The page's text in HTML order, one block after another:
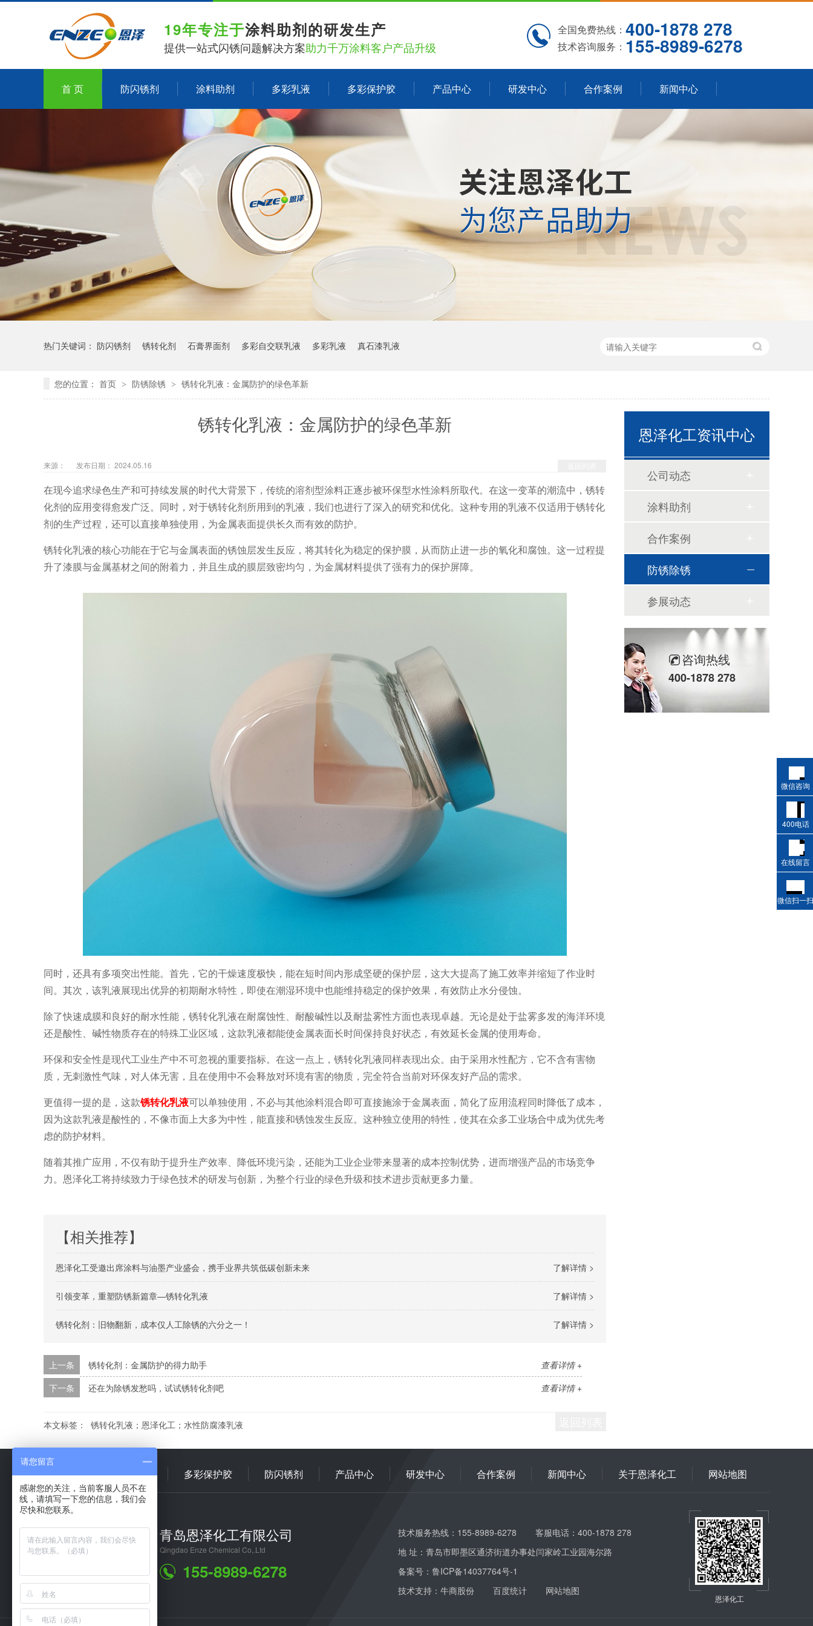
19年专注于涂料助剂的研发生产
提供一站式闪锈问题解决方案助力千万涂料客户产品升级
全国免费热线： 400-1878 278
技术咨询服务： 155-8989-6278
首 页 防闪锈剂 涂料助剂 多彩乳液 多彩保护胶 产品中心 研发中心 合作案例 新闻中心
热门关键词： 防闪锈剂 锈转化剂 石膏界面剂 多彩自交联乳液 多彩乳液 真石漆乳液
您的位置： 首页 > 防锈除锈 > 锈转化乳液：金属防护的绿色革新
锈转化乳液：金属防护的绿色革新
来源： 发布日期： 2024.05.16
在现今追求绿色生产和可持续发展的时代大背景下，传统的溶剂型涂料正逐步被环保型水性涂料所取代。在这一变革的潮流中，锈转
化剂的应用变得愈发广泛。同时，对于锈转化剂所用到的乳液，我们也进行了深入的研究和优化。这种专用的乳液不仅适用于锈转化
剂的生产过程，还可以直接单独使用，为金属表面提供长久而有效的防护。
锈转化乳液的核心功能在于它与金属表面的锈蚀层发生反应，将其转化为稳定的保护膜，从而防止进一步的氧化和腐蚀。这一过程提
升了漆膜与金属基材之间的附着力，并且生成的膜层致密均匀，为金属材料提供了强有力的保护屏障。
同时，还具有多项突出性能。首先，它的干燥速度极快，能在短时间内形成坚硬的保护层，这大大提高了施工效率并缩短了作业时
间。其次，该乳液展现出优异的初期耐水特性，即使在潮湿环境中也能维持稳定的保护效果，有效防止水分侵蚀。
除了快速成膜和良好的耐水性能，锈转化乳液在耐腐蚀性、耐酸碱性以及耐盐雾性方面也表现卓越。无论是处于盐雾多发的海洋环境
还是酸性、碱性物质存在的特殊工业区域，这款乳液都能使金属表面长时间保持良好状态，有效延长金属的使用寿命。
环保和安全性是现代工业生产中不可忽视的重要指标。在这一点上，锈转化乳液同样表现出众。由于采用水性配方，它不含有害物
质，无刺激性气味，对人体无害，且在使用中不会释放对环境有害的物质，完全符合当前对环保友好产品的需求。
更值得一提的是，这款锈转化乳液可以单独使用，不必与其他涂料混合即可直接施涂于金属表面，简化了应用流程同时降低了成本，
因为这款乳液是酸性的，不像市面上大多为中性，能直接和锈蚀发生反应。这种独立使用的特性，使其在众多工业场合中成为优先考
虑的防护材料。
随着其推广应用，不仅有助于提升生产效率、降低环境污染，还能为工业企业带来显著的成本控制优势，进而增强产品的市场竞争
力。恩泽化工将持续致力于绿色技术的研发与创新，为整个行业的绿色升级和技术进步贡献更多力量。
【相关推荐】
了解详情 >
恩泽化工受邀出席涂料与油墨产业盛会，携手业界共筑低碳创新未来
了解详情 >
引领变革，重塑防锈新篇章—锈转化乳液
了解详情 >
锈转化剂：旧物翻新，成本仅人工除锈的六分之一！
查看详情 +
上一条
锈转化剂：金属防护的得力助手
查看详情 +
下一条 还在为除锈发愁吗，试试锈转化剂吧
本文标签： 锈转化乳液；恩泽化工；水性防腐漆乳液
恩泽化工资讯中心
公司动态
涂料助剂
合作案例
防锈除锈
参展动态
咨询热线
400-1878 278
首 页 多彩乳液 多彩保护胶 防闪锈剂 产品中心 研发中心 合作案例 新闻中心 关于恩泽化工 网站地图
青岛恩泽化工有限公司
Qingdao Enze Chemical Co,.Ltd
155-8989-6278
技术服务热线：155-8989-6278
客服电话：400-1878 278
地 址：青岛市即墨区通济街道办事处闫家岭工业园海尔路
备案号： 鲁ICP备14037764号-1
技术支持：牛商股份
百度统计 网站地图
恩泽化工
微信咨询
400电话
在线留言
微信扫一扫
请您留言
感谢您的关注，当前客服人员不在
线，请填写一下您的信息，我们会
尽快和您联系。